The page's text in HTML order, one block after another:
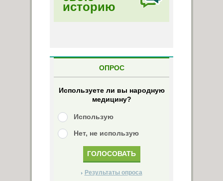
историю
ОПРОС
Используете ли вы народную
медицину?
Использую
Нет, не использую
Результаты опроса